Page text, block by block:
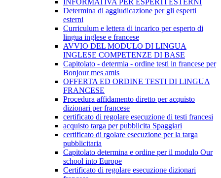
INFORMATIVA PER ESPERTI ESTERNI
Determina di aggiudicazione per gli esperti
esterni
Curriculum e lettera di incarico per esperto di
lingua inglese e francese
AVVIO DEL MODULO DI LINGUA
INGLESE COMPETENZE DI BASE
Capitolato - determia - ordine testi in francese per
Bonjour mes amis
OFFERTA ED ORDINE TESTI DI LINGUA
FRANCESE
Procedura affidamento diretto per acquisto
dizionari per francese
certificato di regolare esecuzione di testi francesi
acquisto targa per pubblicita Spaggiari
certificato di rgolare esecuzione per la targa
pubblicitaria
Capitolato determina e ordine per il modulo Our
school into Europe
Certificato di regolare esecuzione dizionari